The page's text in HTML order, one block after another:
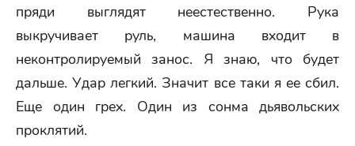
пряди выглядят неестественно. Рука
выкручивает руль, машина входит в
неконтролируемый занос. Я знаю, что будет
дальше. Удар легкий. Значит все таки я ее сбил.
Еще один грех. Один из сонма дьявольских
проклятий.